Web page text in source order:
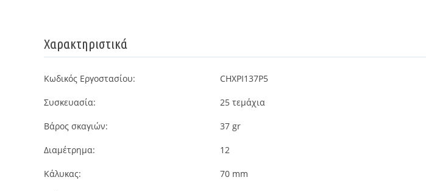
Χαρακτηριστικά
Κωδικός Εργοστασίου: CHXPI137P5
Συσκευασία: 25 τεμάχια
Βάρος σκαγιών: 37 gr
Διαμέτρημα: 12
Κάλυκας: 70 mm